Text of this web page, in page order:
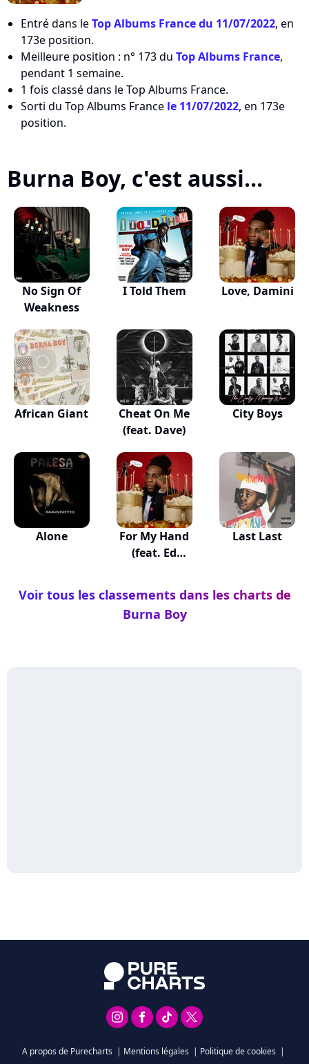
Entré dans leTop Albums France du 11/07/2022, en
173e position.
Meilleure position : n° 173 du Top Albums France,
pendant 1 semaine.
1 fois classé dans le Top Albums France.
Sorti du Top Albums France le 11/07/2022, en 173e
position.
Burna Boy, c'est aussi...
No Sign Of
Weakness
I Told Them Love, Damini
African Giant
Cheat On Me
(feat. Dave)
City Boys
Alone
For My Hand
(feat. Ed
Last Last
Voir tous les classements dans les charts de
Burna Boy
A propos de Purecharts | Mentions légales | Politique de cookies |